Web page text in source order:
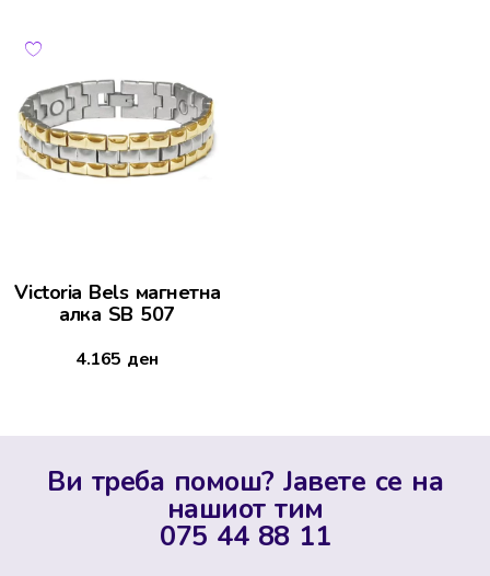
Victoria Bels магнетна
алка SB 507
4.165 ден
Ви треба помош? Јавете се на
нашиот тим
075 44 88 11